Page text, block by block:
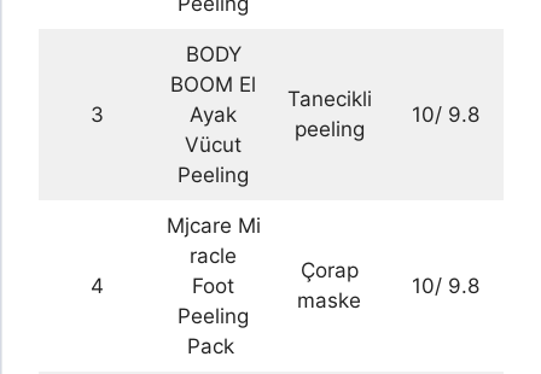
3
BODY
BOOM El
Ayak
Vücut
Peeling
Tanecikli
peeling
10/ 9.8
4
Mjcare Mi
racle
Foot
Peeling
Pack
Çorap
maske
10/ 9.8